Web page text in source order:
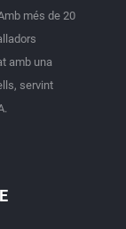
més de 20
amb una
servint